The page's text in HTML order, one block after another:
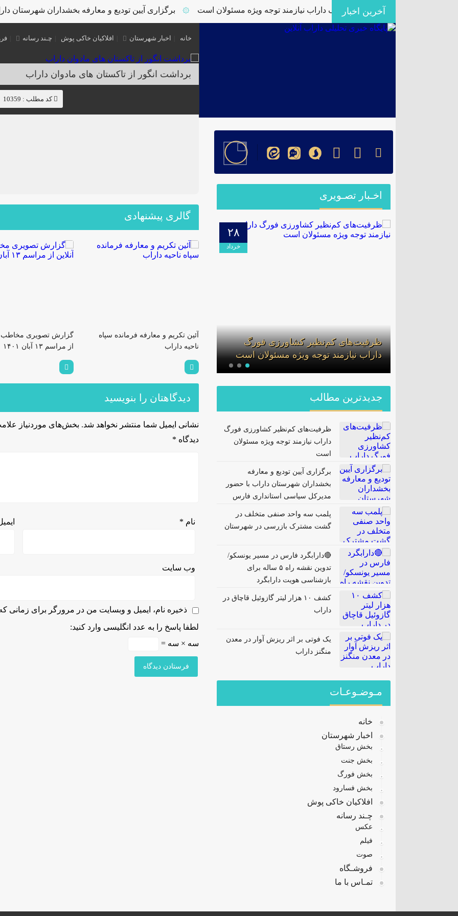
آخرین اخبار
کم‌نظیر کشاورزی فورگ داراب نیازمند توجه ویژه مسئولان است ۞ برگزاری آیین تودیع و معارفه بخشداران شهرستان
خانه اخبار شهرستان افلاکیان خاکی پوش چـند رسانه
برداشت انگور از تاکستان های مادوان داراب
کد مطلب : 10359
گالری پیشنهادی
خسارات سیل در روستای زین آباد
شهرستان داراب – فارس
عملیات جستجوی مفقودین سیل رودبال
آئین تکریم و معارفه فرمانده سپاه
ناحیه داراب
گزارش تصویری مخاطب
از مراسم ۱۳ آبان ۱۴٠۱
دیدگاهتان را بنویسید
نشانی ایمیل شما منتشر نخواهد شد. بخش‌های موردنیاز
دیدگاه *
نام *
وب‌ سایت
ذخیره نام، ایمیل و وبسایت من در مرورگر برای زمانی
لطفا پاسخ را به عدد انگلیسی وارد کنید:
سه × سه =
اخـبار تصـویری
۲۸
خرداد
ظرفیت‌های کم‌نظیر کشاورزی فورگ
داراب نیازمند توجه ویژه مسئولان است
۰۹
اردیبهشت
برگزاری آیین تودیع و معارفه بخشداران
شهرستان داراب با حضور مدیرکل
پلمب
جدیدترین مطالب
ظرفیت‌های کم‌نظیر کشاورزی فورگ
داراب نیازمند توجه ویژه مسئولان
است
برگزاری آیین تودیع و معارفه
بخشداران شهرستان داراب با حضور
مدیرکل سیاسی استانداری فارس
پلمب سه واحد صنفی متخلف در
گشت مشترک بازرسی در شهرستان
🔴دارابگرد فارس در مسیر یونسکو/
تدوین نقشه راه ۵ ساله برای
بازشناسی هویت دارابگرد
کشف ۱۰ هزار لیتر گازوئیل قاچاق در
داراب
یک فوتی بر اثر ریزش آوار در معدن
منگنز داراب
مـوضـوعـات
خانه
اخبار شهرستان
بخش رستاق
بخش جنت
بخش فورگ
بخش فسارود
افلاکیان خاکی پوش
چـند رسانه
عکس
فیلم
صوت
فروشـگاه
تمـاس با ما